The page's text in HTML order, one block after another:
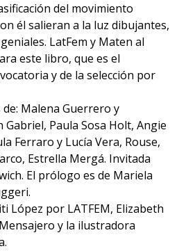
del movimiento
él salieran a la luz dibujantes,
LatFem y Maten al
este libro, que es el
y de la selección por
Malena Guerrero y
Gabriel, Paula Sosa Holt, Angie
Ferraro y Lucía Vera, Rouse,
Estrella Mergá. Invitada
El prólogo es de Mariela
López por LATFEM, Elizabeth
y la ilustradora